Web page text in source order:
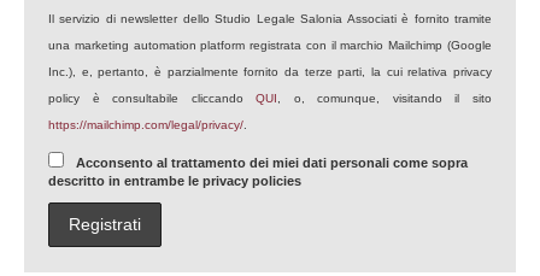
Il servizio di newsletter dello Studio Legale Salonia Associati è fornito tramite
una marketing automation platform registrata con il marchio Mailchimp (Google
Inc.), e, pertanto, è parzialmente fornito da terze parti, la cui relativa privacy
policy è consultabile cliccandoQUI
, o, comunque, visitando il sito
https://mailchimp.com/legal/privacy/
Acconsento al trattamento dei miei dati personali come sopra
descritto in entrambe le privacy policies